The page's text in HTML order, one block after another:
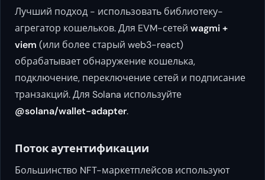
Лучший подход - использовать библиотеку-
агрегатор кошельков. Для EVM-сетей wagmi +
viem (или более старый web3-react)
обрабатывает обнаружение кошелька,
подключение, переключение сетей и подписание
транзакций. Для Solana используйте
@solana/wallet-adapter.
Поток аутентификации
Большинство NFT-маркетплейсов используют